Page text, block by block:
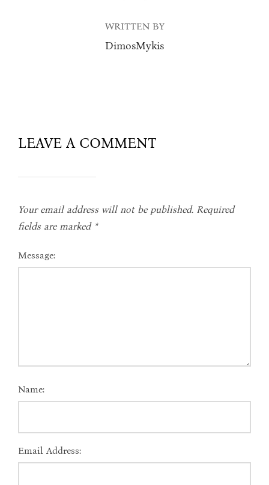
WRITTEN BY
DimosMykis
LEAVE A COMMENT
Your email address will not be published. Required
fields are marked *
Message:
Name:
Email Address: